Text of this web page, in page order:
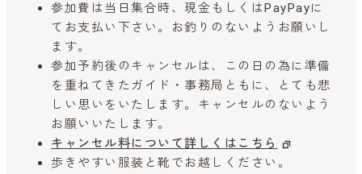
参加費は当日集合時、現金もしくはPayPayに
てお支払い下さい。お釣りのないようお願いし
ます。
参加予約後のキャンセルは、この日の為に準備
を重ねてきたガイド・事務局ともに、とても悲
しい思いをいたします。キャンセルのないよう
お願いいたします。
キャンセル料について詳しくはこちら
歩きやすい服装と靴でお越しください。